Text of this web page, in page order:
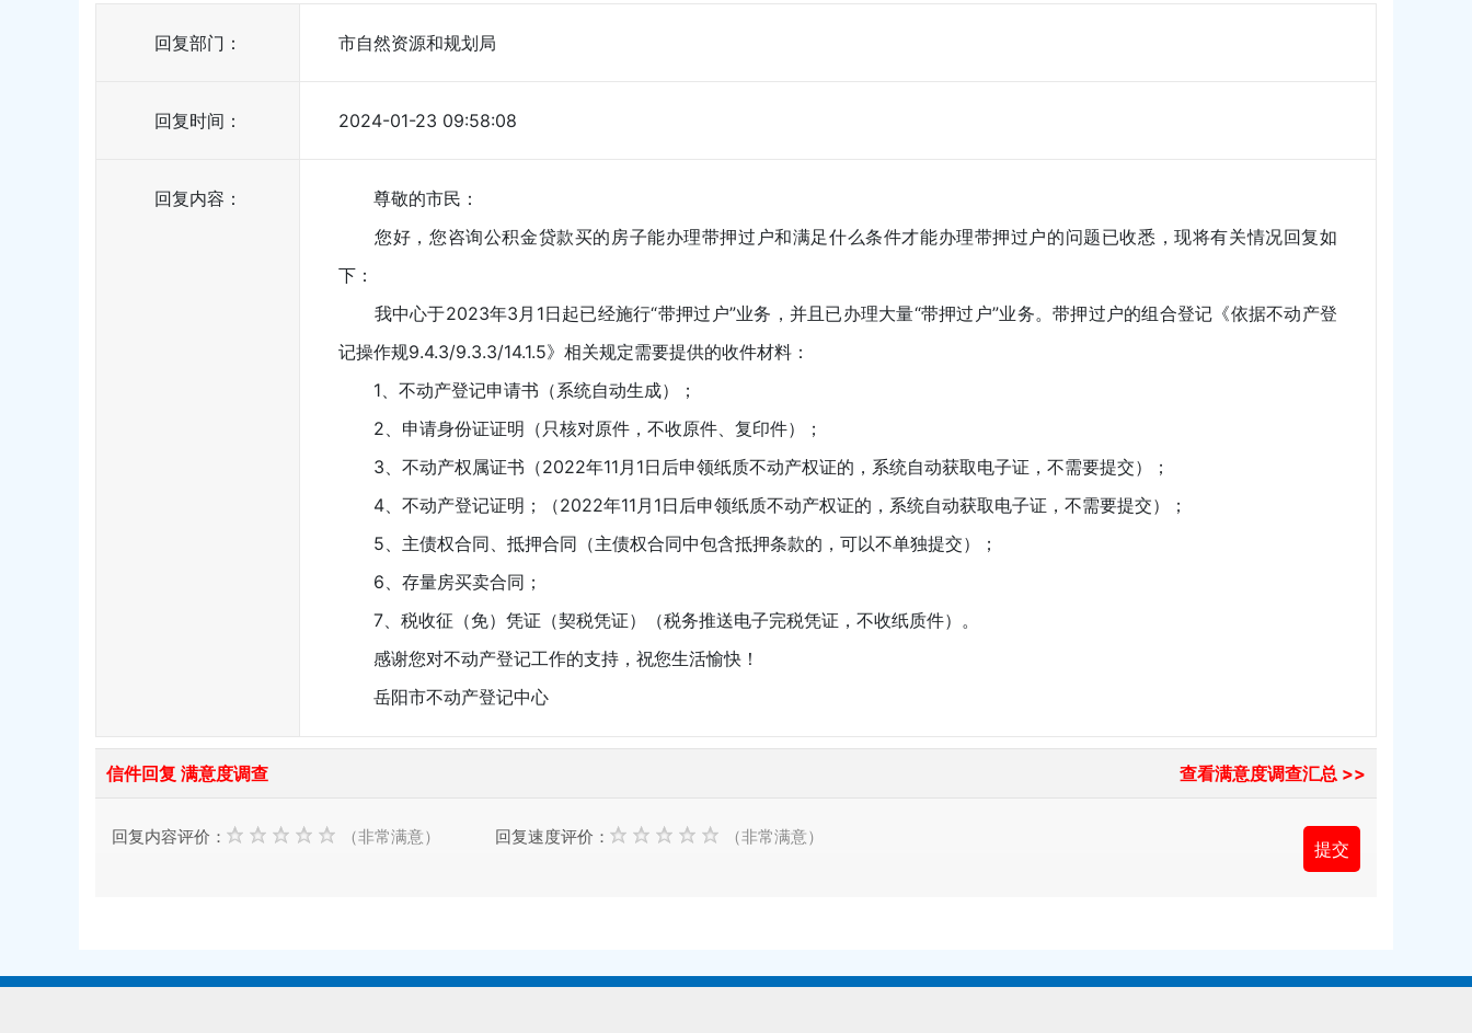
回复部门： 市自然资源和规划局
回复时间： 2024-01-23 09:58:08
回复内容：
尊敬的市民：
您好，您咨询公积金贷款买的房子能办理带押过户和满足什么条件才能办理带押过户的问题已收悉，现将有关情况回复如
下：
我中心于2023年3月1日起已经施行“带押过户”业务，并且已办理大量“带押过户”业务。带押过户的组合登记《依据不动产登
记操作规9.4.3/9.3.3/14.1.5》相关规定需要提供的收件材料：
1、不动产登记申请书（系统自动生成）；
2、申请身份证证明（只核对原件，不收原件、复印件）；
3、不动产权属证书（2022年11月1日后申领纸质不动产权证的，系统自动获取电子证，不需要提交）；
4、不动产登记证明；（2022年11月1日后申领纸质不动产权证的，系统自动获取电子证，不需要提交）；
5、主债权合同、抵押合同（主债权合同中包含抵押条款的，可以不单独提交）；
6、存量房买卖合同；
7、税收征（免）凭证（契税凭证）（税务推送电子完税凭证，不收纸质件）。
感谢您对不动产登记工作的支持，祝您生活愉快！
岳阳市不动产登记中心
信件回复 满意度调查 查看满意度调查汇总 >>
回复内容评价： （非常满意） 回复速度评价： （非常满意）